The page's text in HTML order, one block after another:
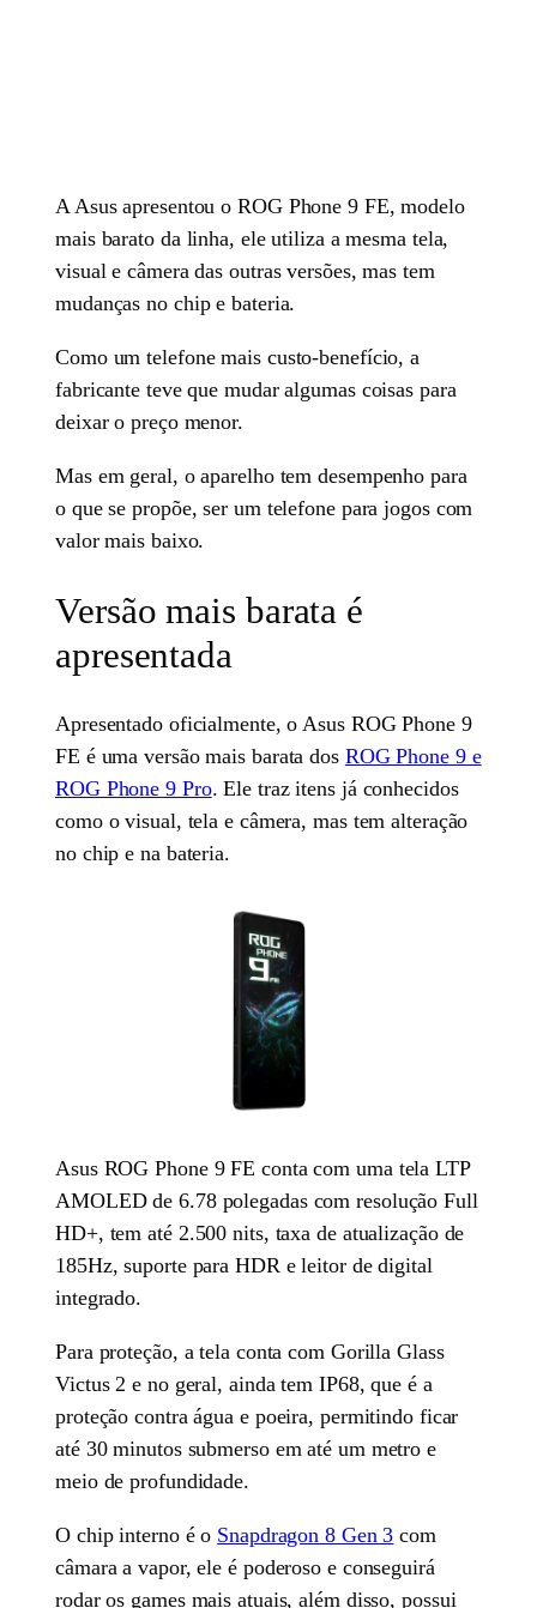
A Asus apresentou o ROG Phone 9 FE, modelo
mais barato da linha, ele utiliza a mesma tela,
visual e câmera das outras versões, mas tem
mudanças no chip e bateria.
Como um telefone mais custo-benefício, a
fabricante teve que mudar algumas coisas para
deixar o preço menor.
Mas em geral, o aparelho tem desempenho para
o que se propõe, ser um telefone para jogos com
valor mais baixo.
Versão mais barata é
apresentada
Apresentado oficialmente, o Asus ROG Phone 9
FE é uma versão mais barata dos ROG Phone 9 e
ROG Phone 9 Pro. Ele traz itens já conhecidos
como o visual, tela e câmera, mas tem alteração
no chip e na bateria.
Asus ROG Phone 9 FE conta com uma tela LTP
AMOLED de 6.78 polegadas com resolução Full
HD+, tem até 2.500 nits, taxa de atualização de
185Hz, suporte para HDR e leitor de digital
integrado.
Para proteção, a tela conta com Gorilla Glass
Victus 2 e no geral, ainda tem IP68, que é a
proteção contra água e poeira, permitindo ficar
até 30 minutos submerso em até um metro e
meio de profundidade.
O chip interno é o Snapdragon 8 Gen 3 com
câmara a vapor, ele é poderoso e conseguirá
rodar os games mais atuais, além disso, possui